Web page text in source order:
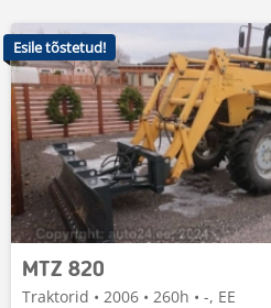
MTZ 820
Traktorid • 2006 • 260h • -, EE
Esile tõstetud!